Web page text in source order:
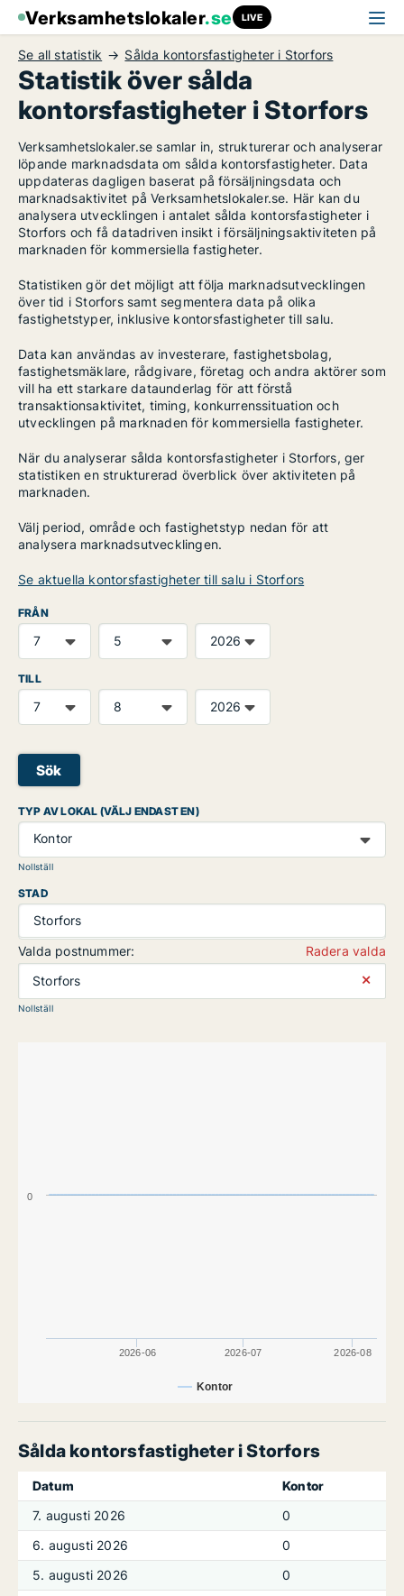
Verksamhetslokaler.se LIVE
Se all statistik Sålda kontorsfastigheter i Storfors
Statistik över sålda
kontorsfastigheter i Storfors
Verksamhetslokaler.se samlar in, strukturerar och analyserar
löpande marknadsdata om sålda kontorsfastigheter. Data
uppdateras dagligen baserat på försäljningsdata och
marknadsaktivitet på Verksamhetslokaler.se. Här kan du
analysera utvecklingen i antalet sålda kontorsfastigheter i
Storfors och få datadriven insikt i försäljningsaktiviteten på
marknaden för kommersiella fastigheter.
Statistiken gör det möjligt att följa marknadsutvecklingen
över tid i Storfors samt segmentera data på olika
fastighetstyper, inklusive kontorsfastigheter till salu.
Data kan användas av investerare, fastighetsbolag,
fastighetsmäklare, rådgivare, företag och andra aktörer som
vill ha ett starkare dataunderlag för att förstå
transaktionsaktivitet, timing, konkurrenssituation och
utvecklingen på marknaden för kommersiella fastigheter.
När du analyserar sålda kontorsfastigheter i Storfors, ger
statistiken en strukturerad överblick över aktiviteten på
marknaden.
Välj period, område och fastighetstyp nedan för att
analysera marknadsutvecklingen.
Se aktuella kontorsfastigheter till salu i Storfors
FRÅN
TILL
Sök
TYP AV LOKAL (VÄLJ ENDAST EN)
Kontor
Nollställ
STAD
Storfors
Valda postnummer:
Radera valda
Storfors
⨯
Nollställ
Kontor
2026-06 2026-07 2026-08
0
Sålda kontorsfastigheter i Storfors
Datum
Kontor
7. augusti 2026
0
6. augusti 2026
0
5. augusti 2026
0